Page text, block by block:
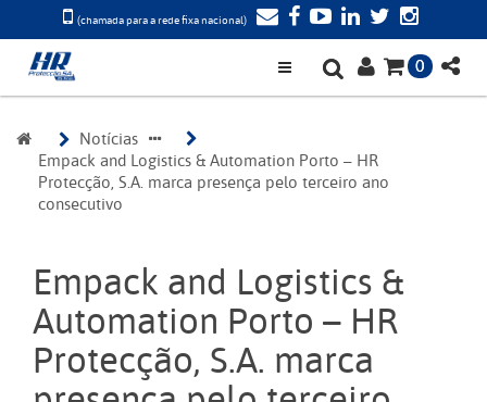
(chamada para a rede fixa nacional)
0
Notícias
Empack and Logistics & Automation Porto – HR
Protecção, S.A. marca presença pelo terceiro ano
consecutivo
Empack and Logistics &
Automation Porto – HR
Protecção, S.A. marca